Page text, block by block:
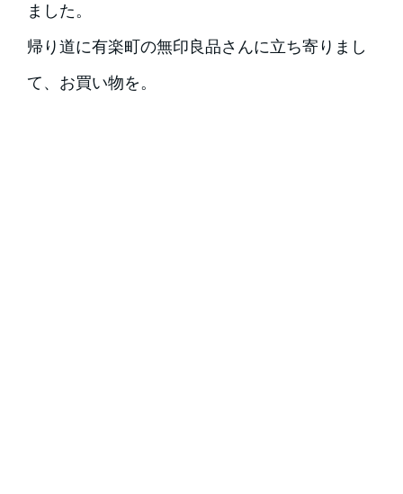
ました。
帰り道に有楽町の無印良品さんに立ち寄りまし
て、お買い物を。